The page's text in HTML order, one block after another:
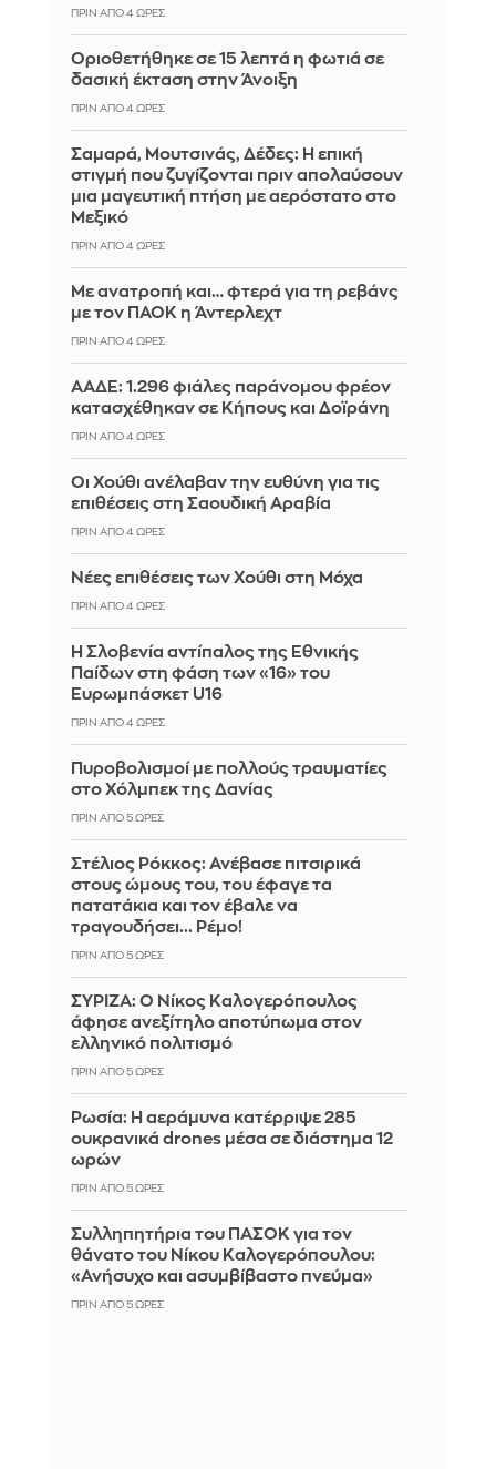
ΠΡΙΝ ΑΠΌ 4 ΏΡΕΣ
Οριοθετήθηκε σε 15 λεπτά η φωτιά σε
δασική έκταση στην Άνοιξη
ΠΡΙΝ ΑΠΌ 4 ΏΡΕΣ
Σαμαρά, Μουτσινάς, Δέδες: Η επική
στιγμή που ζυγίζονται πριν απολαύσουν
μια μαγευτική πτήση με αερόστατο στο
Μεξικό
ΠΡΙΝ ΑΠΌ 4 ΏΡΕΣ
Με ανατροπή και… φτερά για τη ρεβάνς
με τον ΠΑΟΚ η Άντερλεχτ
ΠΡΙΝ ΑΠΌ 4 ΏΡΕΣ
ΑΑΔΕ: 1.296 φιάλες παράνομου φρέον
κατασχέθηκαν σε Κήπους και Δοϊράνη
ΠΡΙΝ ΑΠΌ 4 ΏΡΕΣ
Οι Χούθι ανέλαβαν την ευθύνη για τις
επιθέσεις στη Σαουδική Αραβία
ΠΡΙΝ ΑΠΌ 4 ΏΡΕΣ
Νέες επιθέσεις των Χούθι στη Μόχα
ΠΡΙΝ ΑΠΌ 4 ΏΡΕΣ
Η Σλοβενία αντίπαλος της Εθνικής
Παίδων στη φάση των «16» του
Ευρωμπάσκετ U16
ΠΡΙΝ ΑΠΌ 4 ΏΡΕΣ
Πυροβολισμοί με πολλούς τραυματίες
στο Χόλμπεκ της Δανίας
ΠΡΙΝ ΑΠΌ 5 ΏΡΕΣ
Στέλιος Ρόκκος: Ανέβασε πιτσιρικά
στους ώμους του, του έφαγε τα
πατατάκια και τον έβαλε να
τραγουδήσει... Ρέμο!
ΠΡΙΝ ΑΠΌ 5 ΏΡΕΣ
ΣΥΡΙΖΑ: Ο Νίκος Καλογερόπουλος
άφησε ανεξίτηλο αποτύπωμα στον
ελληνικό πολιτισμό
ΠΡΙΝ ΑΠΌ 5 ΏΡΕΣ
Ρωσία: Η αεράμυνα κατέρριψε 285
ουκρανικά drones μέσα σε διάστημα 12
ωρών
ΠΡΙΝ ΑΠΌ 5 ΏΡΕΣ
Συλληπητήρια του ΠΑΣΟΚ για τον
θάνατο του Νίκου Καλογερόπουλου:
«Ανήσυχο και ασυμβίβαστο πνεύμα»
ΠΡΙΝ ΑΠΌ 5 ΏΡΕΣ